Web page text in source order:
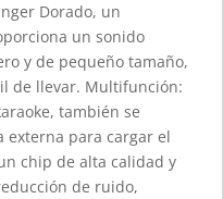
Dorado, un
un sonido
y de pequeño tamaño,
de llevar. Multifunción:
también se
para cargar el
chip de alta calidad y
de ruido,